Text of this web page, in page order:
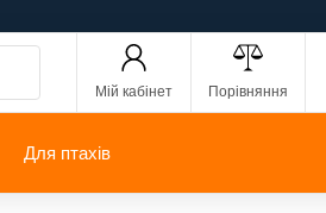
Мій кабінет Порівняння
Для птахів